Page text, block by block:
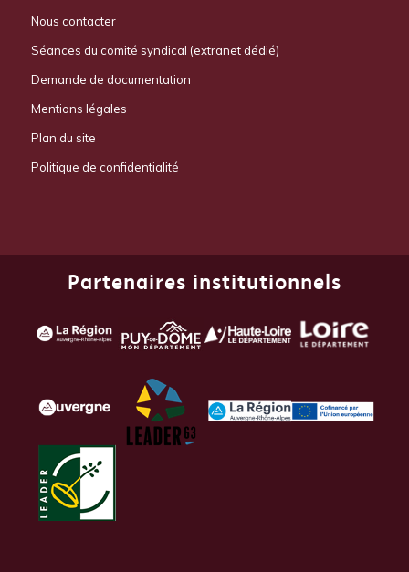
Nous contacter
Séances du comité syndical (extranet dédié)
Demande de documentation
Mentions légales
Plan du site
Politique de confidentialité
Partenaires institutionnels